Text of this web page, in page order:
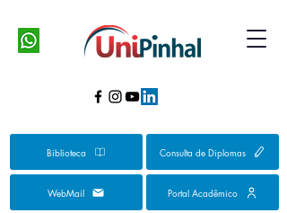
Biblioteca Consulta de Diplomas
WebMail Portal Acadêmico